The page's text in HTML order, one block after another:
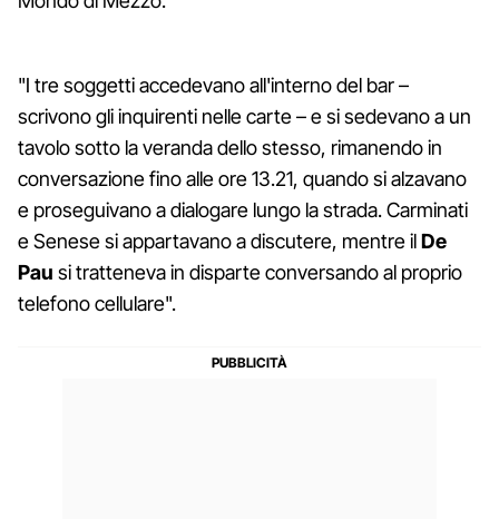
"I tre soggetti accedevano all'interno del bar –
scrivono gli inquirenti nelle carte – e si sedevano a un
tavolo sotto la veranda dello stesso, rimanendo in
conversazione fino alle ore 13.21, quando si alzavano
e proseguivano a dialogare lungo la strada. Carminati
e Senese si appartavano a discutere, mentre ilDe
Pau si tratteneva in disparte conversando al proprio
telefono cellulare".